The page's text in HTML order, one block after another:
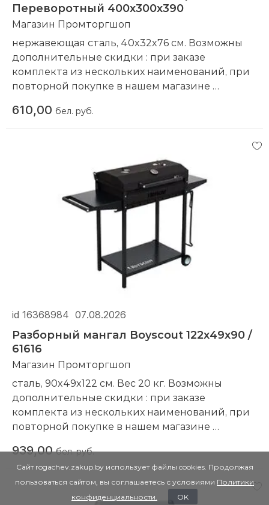
Переворотный 400х300х390
Магазин Промторгшоп
нержавеющая сталь, 40x32x76 см. Возможны
дополнительные скидки : при заказе
комплекта из нескольких наименований, при
повторной покупке в нашем магазине
610,00 бел. руб.
id 16368984 07.08.2026
Разборный мангал Boyscout 122x49x90 /
61616
Магазин Промторгшоп
сталь, 90x49x122 см. Вес 20 кг. Возможны
дополнительные скидки : при заказе
комплекта из нескольких наименований, при
повторной покупке в нашем магазине
939,00бел. руб.
Сайт rogachev.zakup.by использует файлы cookies. Продолжая
пользоваться сайтом, вы соглашаетесь с условиями Политики
конфиденциальности.
OK